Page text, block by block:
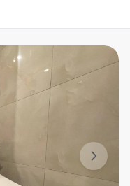
- Tu Casa RD